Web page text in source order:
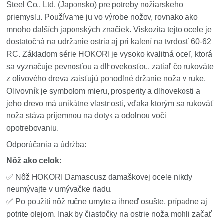
Steel Co., Ltd. (Japonsko) pre potreby nožiarskeho
priemyslu. Používame ju vo výrobe nožov, rovnako ako
mnoho ďalších japonských značiek. Viskozita tejto ocele je
dostatočná na udržanie ostria aj pri kalení na tvrdosť 60-62
RC. Základom série HOKORI je vysoko kvalitná oceľ, ktorá
sa vyznačuje pevnosťou a dlhovekosťou, zatiaľ čo rukoväte
z olivového dreva zaisťujú pohodlné držanie noža v ruke.
Olivovník je symbolom mieru, prosperity a dlhovekosti a
jeho drevo má unikátne vlastnosti, vďaka ktorým sa rukoväť
noža stáva príjemnou na dotyk a odolnou voči
opotrebovaniu.
Odporúčania a údržba:
Nôž ako celok:
✅ Nôž HOKORI Damascusz damaškovej ocele nikdy
neumývajte v umývačke riadu.
✅ Po použití nôž ručne umyte a ihneď osušte, prípadne aj
potrite olejom. Inak by čiastočky na ostrie noža mohli začať